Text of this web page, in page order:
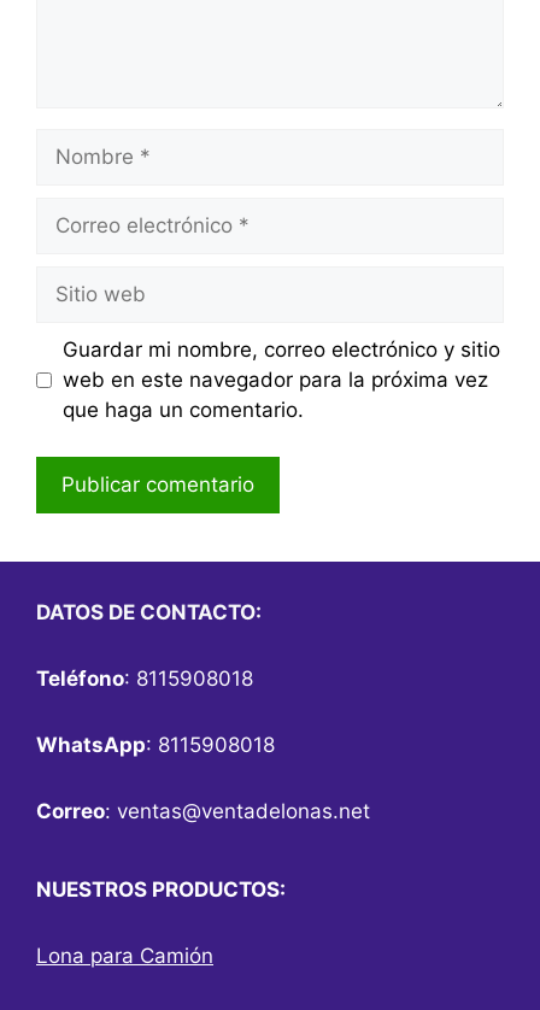
Nombre
Correo
Sitio
web
Guardar mi nombre, correo electrónico y sitio
web en este navegador para la próxima vez
que haga un comentario.
DATOS DE CONTACTO:
Teléfono: 8115908018
WhatsApp: 8115908018
Correo: ventas@ventadelonas.net
NUESTROS PRODUCTOS:
Lona para Camión